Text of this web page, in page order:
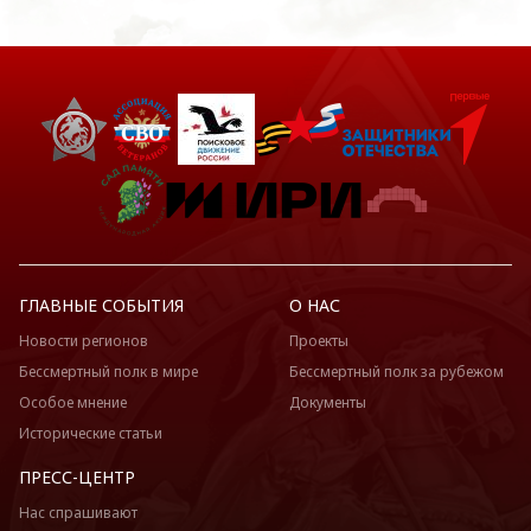
ГЛАВНЫЕ СОБЫТИЯ
Новости регионов
Бессмертный полк в мире
Особое мнение
Исторические статьи
О НАС
Проекты
Бессмертный полк за рубежом
Документы
ПРЕСС-ЦЕНТР
Нас спрашивают